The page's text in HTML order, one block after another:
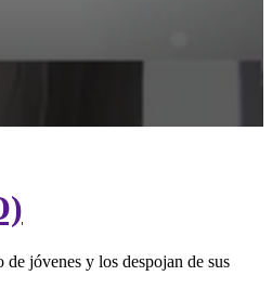
jóvenes y los despojan de sus